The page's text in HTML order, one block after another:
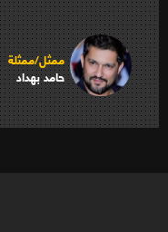
ممثل/ممثلة
حامد بهداد